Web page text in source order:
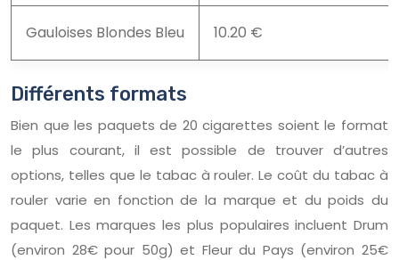
Gauloises Blondes Bleu 10.20 €
Différents formats
Bien que les paquets de 20 cigarettes soient le format
le plus courant, il est possible de trouver d’autres
options, telles que le tabac à rouler. Le coût du tabac à
rouler varie en fonction de la marque et du poids du
paquet. Les marques les plus populaires incluent Drum
(environ 28€ pour 50g) et Fleur du Pays (environ 25€